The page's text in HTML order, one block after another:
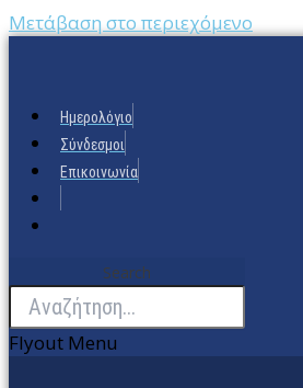
Μετάβαση στο περιεχόμενο
Ημερολόγιο
Σύνδεσμοι
Επικοινωνία
Search
Flyout Menu